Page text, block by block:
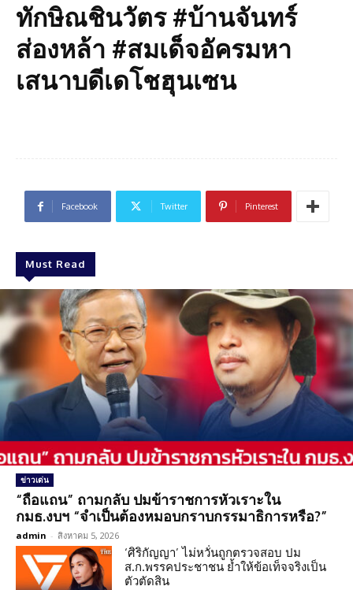
ทักษิณชินวัตร #บ้านจันทร์
ส่องหล้า #สมเด็จอัครมหา
เสนาบดีเดโชฮุนเซน
Facebook Twitter Pinterest
Must Read
ข่าวเด่น
“ถือแถน” ถามกลับ ปมข้าราชการหัวเราะใน
กมธ.งบฯ “จำเป็นต้องหมอบกราบกรรมาธิการหรือ?”
admin - สิงหาคม 5, 2026
‘ศิริกัญญา’ ไม่หวั่นถูกตรวจสอบ ปม
ส.ก.พรรคประชาชน ย้ำให้ข้อเท็จจริงเป็น
ตัวตัดสิน